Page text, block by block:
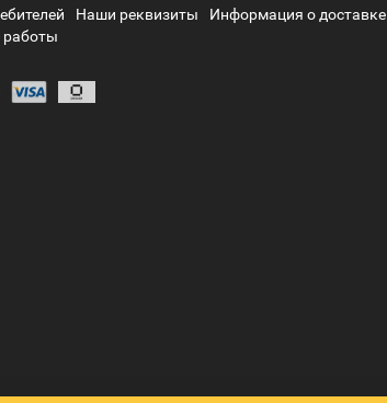
Наши реквизиты Информация о доставке
работы